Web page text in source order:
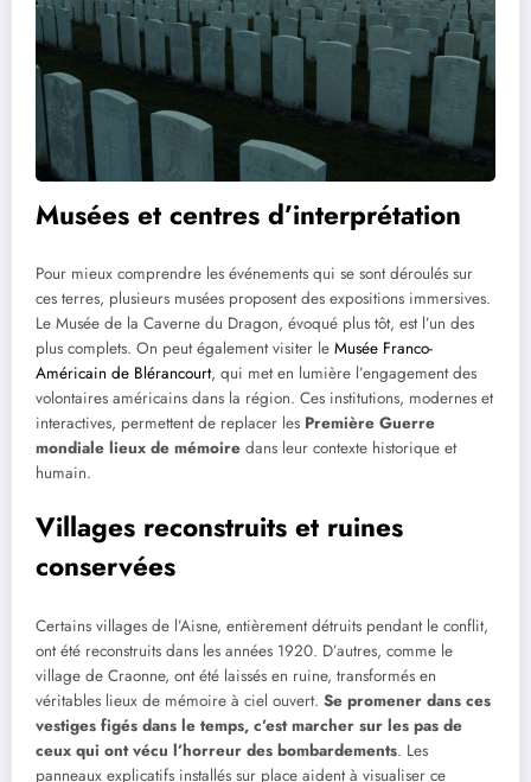
Musées et centres d’interprétation
Pour mieux comprendre les événements qui se sont déroulés sur
ces terres, plusieurs musées proposent des expositions immersives.
Le Musée de la Caverne du Dragon, évoqué plus tôt, est l’un des
plus complets. On peut également visiter le Musée Franco-
Américain de Blérancourt, qui met en lumière l’engagement des
volontaires américains dans la région. Ces institutions, modernes et
interactives, permettent de replacer les Première Guerre
mondiale lieux de mémoire dans leur contexte historique et
humain.
Villages reconstruits et ruines
conservées
Certains villages de l’Aisne, entièrement détruits pendant le conflit,
ont été reconstruits dans les années 1920. D’autres, comme le
village de Craonne, ont été laissés en ruine, transformés en
véritables lieux de mémoire à ciel ouvert. Se promener dans ces
vestiges figés dans le temps, c’est marcher sur les pas de
ceux qui ont vécu l’horreur des bombardements. Les
panneaux explicatifs installés sur place aident à visualiser ce